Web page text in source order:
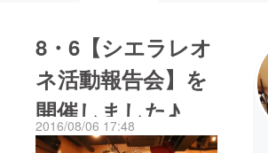
8・6【シエラレオ
ネ活動報告会】を
開催しました♪
2016/08/06 17:48